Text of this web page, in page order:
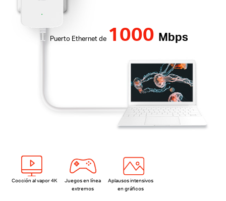
Puerto Ethernet de 1000 Mbps
Cocción al vapor 4K
Juegos en línea
extremos
Aplausos intensivos
en gráficos